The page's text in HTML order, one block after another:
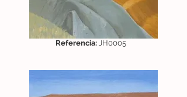
Referencia: JH0005